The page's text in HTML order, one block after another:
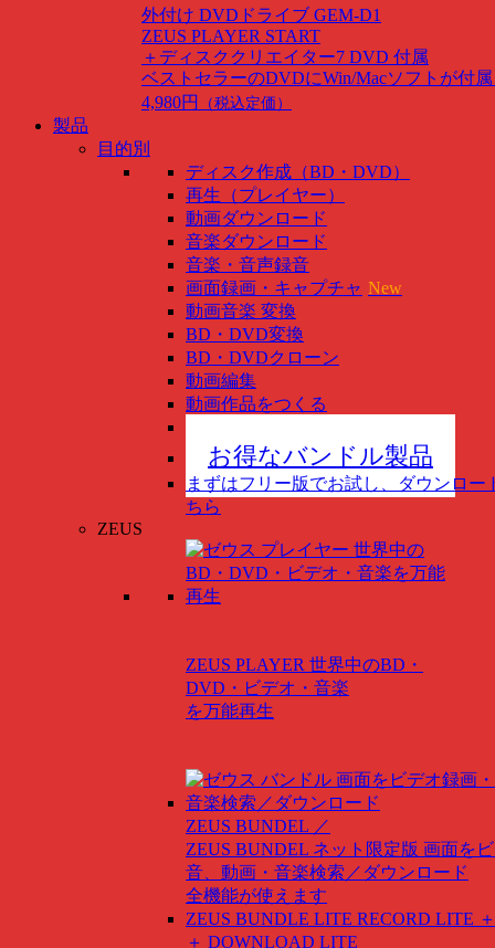
外付け DVDドライブ GEM-D1
ZEUS PLAYER START
＋ディスククリエイター7 DVD 付属
ベストセラーのDVDにWin/Macソフトが付
4,980円
（税込定価）
製品
目的別
ディスク作成（BD・DVD）
再生（プレイヤー）
動画ダウンロード
音楽ダウンロード
音楽・音声録音
画面録画・キャプチャ New
動画音楽 変換
BD・DVD変換
BD・DVDクローン
動画編集
動画作品をつくる
お得なバンドル製品
まずはフリー版でお試し、ダウンロー
ちら
ZEUS
ZEUS PLAYER 世界中のBD・
DVD・ビデオ・音楽
を万能再生
ZEUS BUNDEL ／
ZEUS BUNDEL ネット限定版 画面を
音、動画・音楽検索／ダウンロード
全機能が使えます
ZEUS BUNDLE LITE RECORD LITE
＋ DOWNLOAD LITE